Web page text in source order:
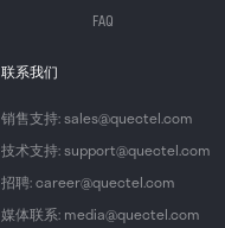
FAQ
联系我们
销售支持: sales@quectel.com
技术支持: support@quectel.com
招聘: career@quectel.com
媒体联系: media@quectel.com